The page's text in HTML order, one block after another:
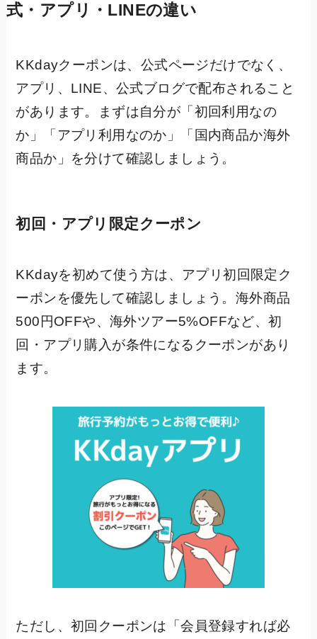
式・アプリ・LINEの違い
KKdayクーポンは、公式ページだけでなく、
アプリ、LINE、公式ブログで配布されること
があります。まずは自分が「初回利用なの
か」「アプリ利用なのか」「国内商品か海外
商品か」を分けて確認しましょう。
初回・アプリ限定クーポン
KKdayを初めて使う方は、アプリ初回限定ク
ーポンを優先して確認しましょう。海外商品
500円OFFや、海外ツアー5%OFFなど、初
回・アプリ購入が条件になるクーポンがあり
ます。
ただし、初回クーポンは「会員登録すれば必